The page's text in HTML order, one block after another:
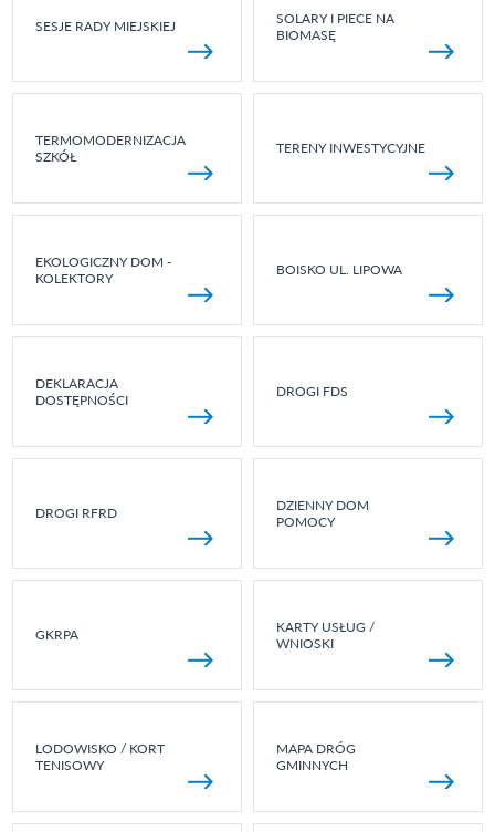
SESJE RADY MIEJSKIEJ
SOLARY I PIECE NA
BIOMASĘ
TERMOMODERNIZACJA
SZKÓŁ
TERENY INWESTYCYJNE
EKOLOGICZNY DOM -
KOLEKTORY
BOISKO UL. LIPOWA
DEKLARACJA
DOSTĘPNOŚCI
DROGI FDS
DROGI RFRD
DZIENNY DOM
POMOCY
GKRPA
KARTY USŁUG /
WNIOSKI
LODOWISKO / KORT
TENISOWY
MAPA DRÓG
GMINNYCH